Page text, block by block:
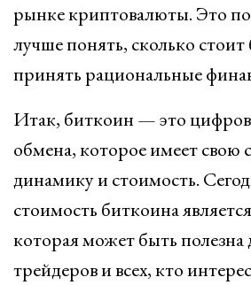
рынке криптовалюты. Это
лучше понять, сколько
принять рациональные
Итак, биткоин — это
обмена, которое имеет свою
динамику и стоимость.
стоимость биткоина
которая может быть полезна
трейдеров и всех, кто